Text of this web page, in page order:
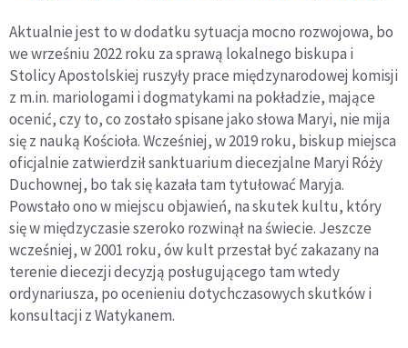
Aktualnie jest to w dodatku sytuacja mocno rozwojowa, bo
we wrześniu 2022 roku za sprawą lokalnego biskupa i
Stolicy Apostolskiej ruszyły prace międzynarodowej komisji
z m.in. mariologami i dogmatykami na pokładzie, mające
ocenić, czy to, co zostało spisane jako słowa Maryi, nie mija
się z nauką Kościoła. Wcześniej, w 2019 roku, biskup miejsca
oficjalnie zatwierdził sanktuarium diecezjalne Maryi Róży
Duchownej, bo tak się kazała tam tytułować Maryja.
Powstało ono w miejscu objawień, na skutek kultu, który
się w międzyczasie szeroko rozwinął na świecie. Jeszcze
wcześniej, w 2001 roku, ów kult przestał być zakazany na
terenie diecezji decyzją posługującego tam wtedy
ordynariusza, po ocenieniu dotychczasowych skutków i
konsultacji z Watykanem.